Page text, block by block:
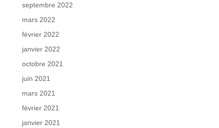
septembre 2022
mars 2022
février 2022
janvier 2022
octobre 2021
juin 2021
mars 2021
février 2021
janvier 2021